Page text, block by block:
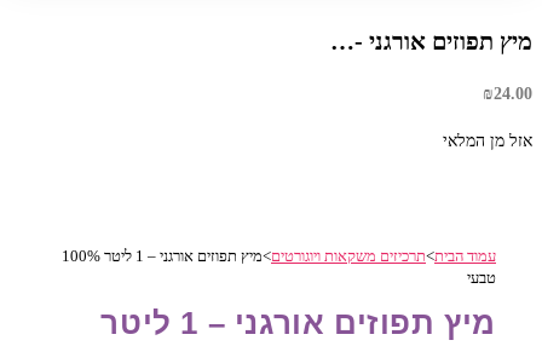
מיץ תפוזים אורגני -…
₪24.00
אזל מן המלאי
עמוד הבית>תרכיזים משקאות ויוגורטים>
מיץ תפוזים אורגני – 1 ליטר 100%
טבעי
מיץ תפוזים אורגני – 1 ליטר